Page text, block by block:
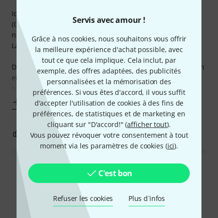
Servis avec amour !
Grâce à nos cookies, nous souhaitons vous offrir
la meilleure expérience d'achat possible, avec
tout ce que cela implique. Cela inclut, par
exemple, des offres adaptées, des publicités
personnalisées et la mémorisation des
préférences. Si vous êtes d'accord, il vous suffit
d'accepter l'utilisation de cookies à des fins de
préférences, de statistiques et de marketing en
cliquant sur "D'accord!" (afficher tout).
Vous pouvez révoquer votre consentement à tout
moment via les paramètres de cookies (ici).
C'est bon
Refuser les cookies Plus d´infos
Ich habe mir das Adat Modul zugelegt, um meine DAWs
(Cubase und Cantabile) über mein betagtes aber immer
noch hervorragendes RME Muliface auch mit niedriger
Latenz an meinen Midas M32R zu koppeln.
Der Einbau war in 2 Minuten erledigt und die Konfiguration
ein Kinderspiel. Besonders erfreulich für mich war die
Möglichkeit direkt per Word-Clock zu
Afficher plus
0 SIGNALER L'ÉVALUATION
Lire toutes les évaluations